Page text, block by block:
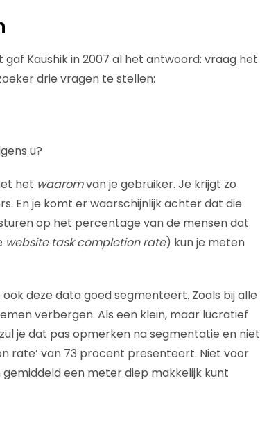
Kaushik in 2007 al het antwoord: vraag het
drie vragen te stellen:
u?
het waaromvan je gebruiker. Je krijgt zo
En je komt er waarschijnlijk achter dat die
op het percentage van de mensen dat
website task completion rate) kun je meten
deze data goed segmenteert. Zoals bij alle
verbergen. Als een klein, maar lucratief
je dat pas opmerken na segmentatie en niet
rate’ van 73 procent presenteert. Niet voor
een meter diep makkelijk kunt